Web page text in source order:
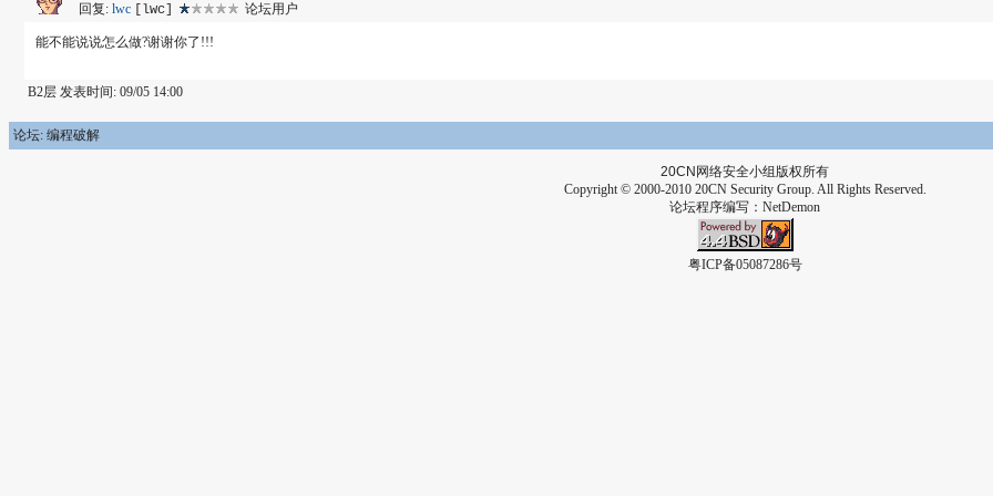
回复: lwc [lwc] 论坛用户
能不能说说怎么做?谢谢你了!!!
B2层 发表时间: 09/05 14:00
论坛: 编程破解
20CN 网络安全小组版权所有
Copyright © 2000-2010 20CN Security Group. All Rights Reserved.
论坛程序编写： NetDemon
粤ICP备05087286号